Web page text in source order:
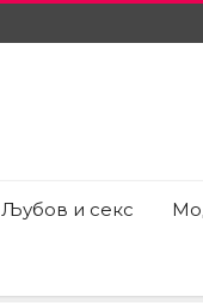
Љубов и секс